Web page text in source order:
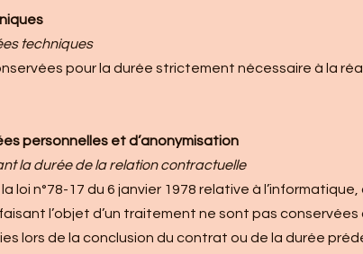
techniques
pour la durée strictement nécessaire à la
personnelles et d’anonymisation
la durée de la relation contractuelle
loi n°78-17 du 6 janvier 1978 relative à
l’objet d’un traitement ne sont pas
lors de la conclusion du contrat ou de la durée